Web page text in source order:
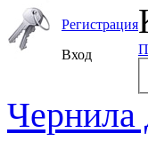
Регистрация
Вход
Чернила